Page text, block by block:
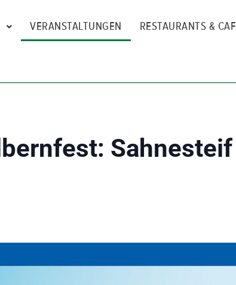
VERANSTALTUNGEN RESTAURANTS &
Sahnesteif